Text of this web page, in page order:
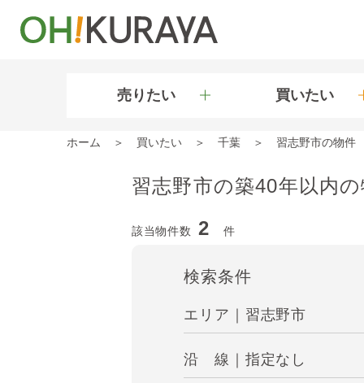
売りたい 買いたい
ホーム 買いたい 千葉 習志野市の物件
習志野市の築40年以内
該当物件数 2 件
検索条件
エリア｜習志野市
沿 線｜指定なし